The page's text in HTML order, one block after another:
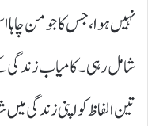
نہیں ہوا، جس کا جو من
شامل رہی۔ کامیاب زندگی
تین الفاظ کو اپنی زندگی